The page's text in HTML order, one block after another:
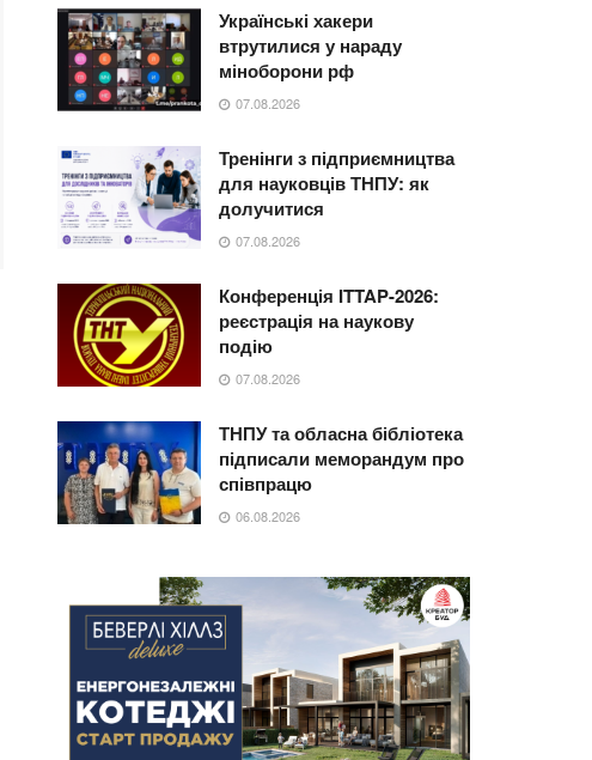
Українські хакери
втрутилися у нараду
міноборони рф
07.08.2026
Тренінги з підприємництва
для науковців ТНПУ: як
долучитися
07.08.2026
Конференція ITTAP-2026:
реєстрація на наукову
подію
07.08.2026
ТНПУ та обласна бібліотека
підписали меморандум про
співпрацю
06.08.2026